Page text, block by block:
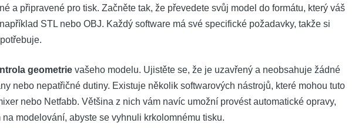
a připravené pro tisk. Začněte tak, že převedete svůj model do formátu, který váš
STL nebo OBJ. Každý software má své specifické požadavky, takže si
geometrie vašeho modelu. Ujistěte se, že je uzavřený a neobsahuje žádné
nebo nepatřičné dutiny. Existuje několik softwarových nástrojů, které mohou tuto
nebo Netfabb. Většina z nich vám navíc umožní provést automatické opravy,
modelování, abyste se vyhnuli krkolomnému tisku.